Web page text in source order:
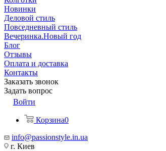
Новинки
Деловой стиль
Повседневный стиль
Вечеринка.Новый год
Блог
Отзывы
Оплата и доставка
Контакты
Заказать звонок
Задать вопрос
Войти
Корзина0
info@passionstyle.in.ua
г. Киев